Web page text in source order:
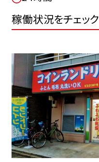
稼働状況をチェック